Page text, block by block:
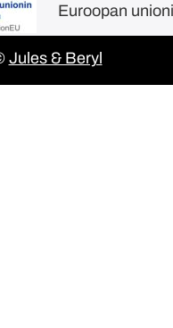
Euroopan
Jules & Beryl